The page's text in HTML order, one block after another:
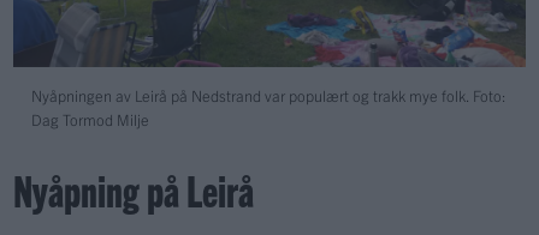
Nyåpningen av Leirå på Nedstrand var populært og trakk mye folk. Foto:
Dag Tormod Milje
Nyåpning på Leirå